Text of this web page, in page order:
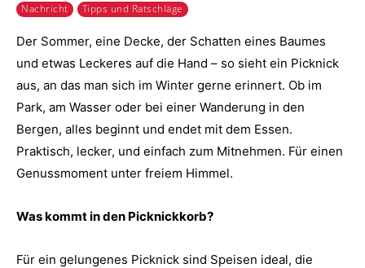
Nachricht Tipps und Ratschläge
Der Sommer, eine Decke, der Schatten eines Baumes
und etwas Leckeres auf die Hand – so sieht ein Picknick
aus, an das man sich im Winter gerne erinnert. Ob im
Park, am Wasser oder bei einer Wanderung in den
Bergen, alles beginnt und endet mit dem Essen.
Praktisch, lecker, und einfach zum Mitnehmen. Für einen
Genussmoment unter freiem Himmel.
Was kommt in den Picknickkorb?
Für ein gelungenes Picknick sind Speisen ideal, die